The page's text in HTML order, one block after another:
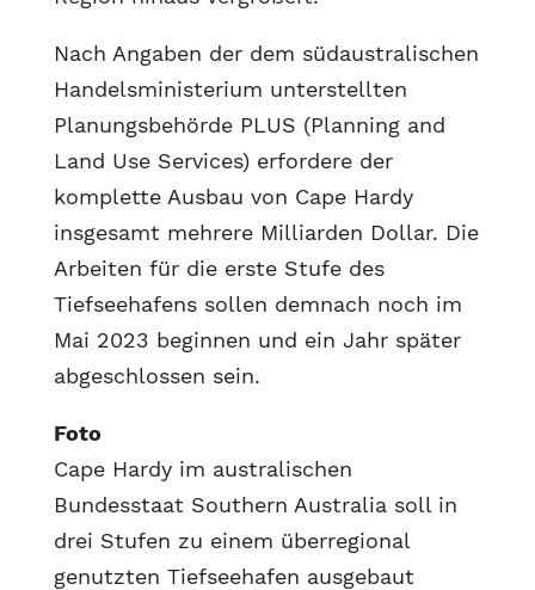
Nach Angaben der dem südaustralischen
Handelsministerium unterstellten
Planungsbehörde PLUS (Planning and
Land Use Services) erfordere der
komplette Ausbau von Cape Hardy
insgesamt mehrere Milliarden Dollar. Die
Arbeiten für die erste Stufe des
Tiefseehafens sollen demnach noch im
Mai 2023 beginnen und ein Jahr später
abgeschlossen sein.
Foto
Cape Hardy im australischen
Bundesstaat Southern Australia soll in
drei Stufen zu einem überregional
genutzten Tiefseehafen ausgebaut